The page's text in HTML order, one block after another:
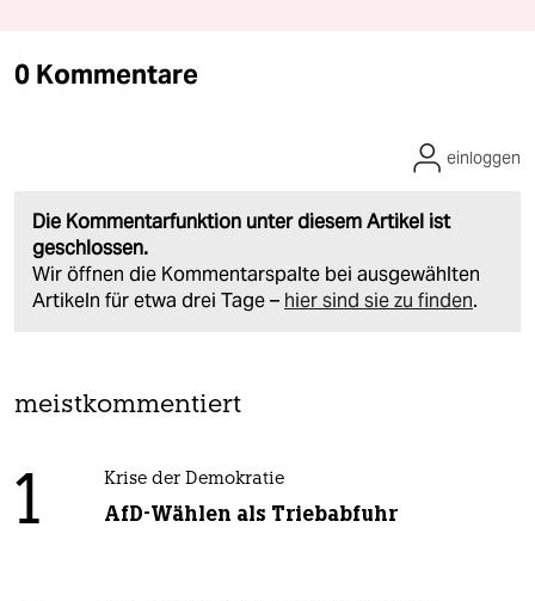
0 Kommentare
Die Kommentarfunktion unter diesem Artikel ist
geschlossen.
Wir öffnen die Kommentarspalte bei ausgewählten
Artikeln für etwa drei Tage – hier sind sie zu finden.
einloggen
meistkommentiert
1 Krise der Demokratie
AfD-Wählen als Triebabfuhr